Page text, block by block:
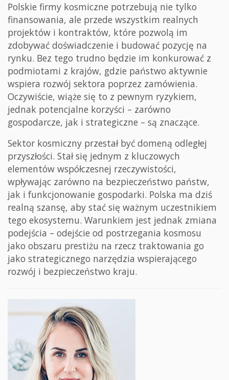
Polskie firmy kosmiczne potrzebują nie tylko
finansowania, ale przede wszystkim realnych
projektów i kontraktów, które pozwolą im
zdobywać doświadczenie i budować pozycję na
rynku. Bez tego trudno będzie im konkurować z
podmiotami z krajów, gdzie państwo aktywnie
wspiera rozwój sektora poprzez zamówienia.
Oczywiście, wiąże się to z pewnym ryzykiem,
jednak potencjalne korzyści – zarówno
gospodarcze, jak i strategiczne – są znaczące.
Sektor kosmiczny przestał być domeną odległej
przyszłości. Stał się jednym z kluczowych
elementów współczesnej rzeczywistości,
wpływając zarówno na bezpieczeństwo państw,
jak i funkcjonowanie gospodarki. Polska ma dziś
realną szansę, aby stać się ważnym uczestnikiem
tego ekosystemu. Warunkiem jest jednak zmiana
podejścia – odejście od postrzegania kosmosu
jako obszaru prestiżu na rzecz traktowania go
jako strategicznego narzędzia wspierającego
rozwój i bezpieczeństwo kraju.